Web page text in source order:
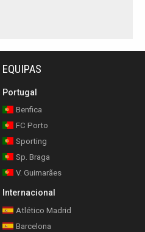
EQUIPAS
Portugal
Benfica
FC Porto
Sporting
Sp. Braga
V. Guimarães
Internacional
Atlético Madrid
Barcelona